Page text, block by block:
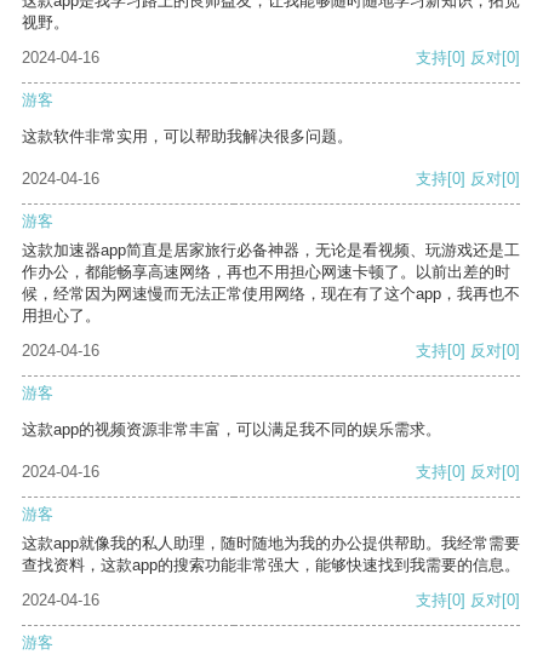
视野。
2024-04-16
支持[0] 反对[0]
游客
这款软件非常实用，可以帮助我解决很多问题。
2024-04-16 支持[0] 反对[0]
游客
这款加速器app简直是居家旅行必备神器，无论是看视频、玩游戏还是工
作办公，都能畅享高速网络，再也不用担心网速卡顿了。以前出差的时
候，经常因为网速慢而无法正常使用网络，现在有了这个app，我再也不
用担心了。
2024-04-16
支持[0] 反对[0]
游客
这款app的视频资源非常丰富，可以满足我不同的娱乐需求。
2024-04-16 支持[0] 反对[0]
游客
这款app就像我的私人助理，随时随地为我的办公提供帮助。我经常需要
查找资料，这款app的搜索功能非常强大，能够快速找到我需要的信息。
2024-04-16
支持[0] 反对[0]
游客